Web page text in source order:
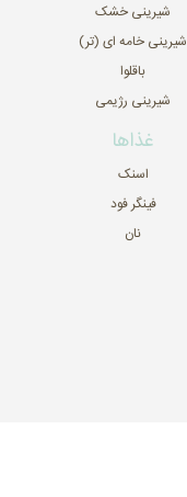
شیرینی خشک
شیرینی خامه ای (تر)
باقلوا
شیرینی رژیمی
غذاها
اسنک
فینگر فود
نان